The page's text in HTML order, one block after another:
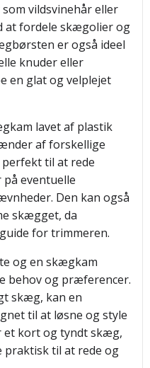
vildsvinehår eller
at fordele skægolier og
er også ideel
knuder eller
en glat og velplejet
lavet af plastik
af forskellige
til at rede
eventuelle
Den kan også
skægget, da
for trimmeren.
og en skægkam
behov og præferencer.
skæg, kan en
til at løsne og style
et kort og tyndt skæg,
til at rede og